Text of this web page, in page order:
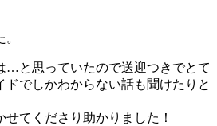
…と思っていたので送迎つきでとて
ドでしかわからない話も聞けたりと
てくださり助かりました！